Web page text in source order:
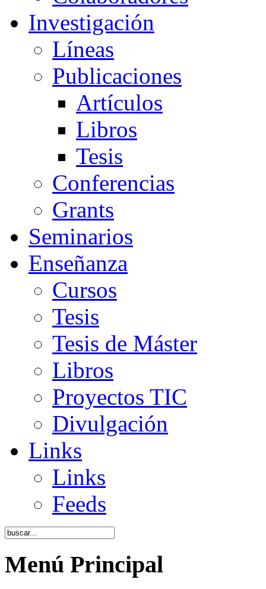
Investigación
Líneas
Publicaciones
Artículos
Libros
Tesis
Conferencias
Grants
Seminarios
Enseñanza
Cursos
Tesis
Tesis de Máster
Libros
Proyectos TIC
Divulgación
Links
Links
Feeds
Menú Principal